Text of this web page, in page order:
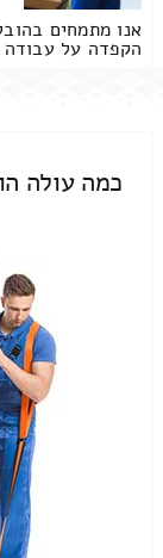
אנו מתמחים
הקפדה על
כמה עולה